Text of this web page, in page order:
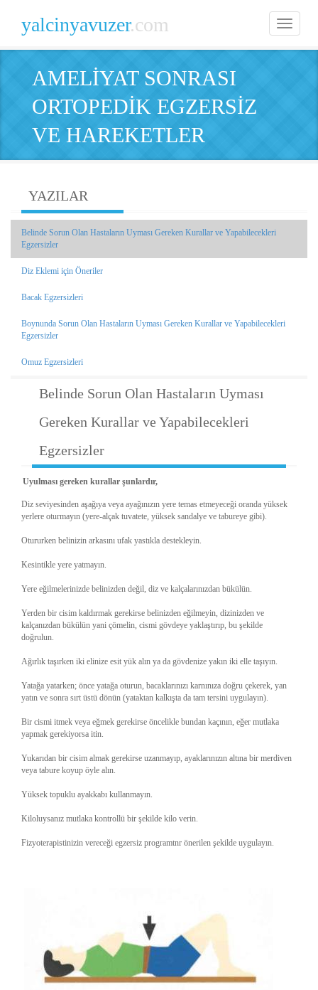
Toggle
navigation
yalcinyavuzer.com
AMELİYAT SONRASI
ORTOPEDİK EGZERSİZ
VE HAREKETLER
YAZILAR
Belinde Sorun Olan Hastaların Uyması Gereken Kurallar ve Yapabilecekleri
Egzersizler
Diz Eklemi için Öneriler
Bacak Egzersizleri
Boynunda Sorun Olan Hastaların Uyması Gereken Kurallar ve Yapabilecekleri
Egzersizler
Omuz Egzersizleri
Belinde Sorun Olan Hastaların Uyması
Gereken Kurallar ve Yapabilecekleri
Egzersizler
Uyulması gereken kurallar şunlardır,
Diz seviyesinden aşağıya veya ayağınızın yere temas etmeyeceği oranda yüksek
yerlere oturmayın (yere-alçak tuvatete, yüksek sandalye ve tabureye gibi).
Otururken belinizin arkasını ufak yastıkla destekleyin.
Kesintikle yere yatmayın.
Yere eğilmelerinizde belinizden değil, diz ve kalçalarınızdan bükülün.
Yerden bir cisim kaldırmak gerekirse belinizden eğilmeyin, dizinizden ve
kalçanızdan bükülün yani çömelin, cismi gövdeye yaklaştırıp, bu şekilde
doğrulun.
Ağırlık taşırken iki elinize esit yük alın ya da gövdenize yakın iki elle taşıyın.
Yatağa yatarken; önce yatağa oturun, bacaklarınızı karnınıza doğru çekerek, yan
yatın ve sonra sırt üstü dönün (yataktan kalkışta da tam tersini uygulayın).
Bir cismi itmek veya eğmek gerekirse öncelikle bundan kaçının, eğer mutlaka
yapmak gerekiyorsa itin.
Yukarıdan bir cisim almak gerekirse uzanmayıp, ayaklarınızın altına bir merdiven
veya tabure koyup öyle alın.
Yüksek topuklu ayakkabı kullanmayın.
Kiloluysanız mutlaka kontrollü bir şekilde kilo verin.
Fizyoterapistinizin vereceği egzersiz programtnr önerilen şekilde uygulayın.